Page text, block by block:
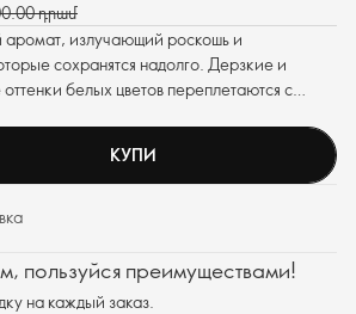
դրամ
излучающий роскошь и
сохранятся надолго. Дерзкие и
белых цветов переплетаются с
ароматическими нотами.
КУПИ
пользуйся преимуществами!
на каждый заказ.